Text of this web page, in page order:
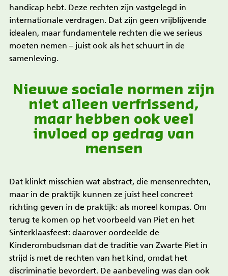
handicap hebt. Deze rechten zijn vastgelegd in
internationale verdragen. Dat zijn geen vrijblijvende
idealen, maar fundamentele rechten die we serieus
moeten nemen – juist ook als het schuurt in de
samenleving.
Nieuwe sociale normen zijn
niet alleen verfrissend,
maar hebben ook veel
invloed op gedrag van
mensen
Dat klinkt misschien wat abstract, die mensenrechten,
maar in de praktijk kunnen ze juist heel concreet
richting geven in de praktijk: als moreel kompas. Om
terug te komen op het voorbeeld van Piet en het
Sinterklaasfeest: daarover oordeelde de
Kinderombudsman dat de traditie van Zwarte Piet in
strijd is met de rechten van het kind, omdat het
discriminatie bevordert. De aanbeveling was dan ook